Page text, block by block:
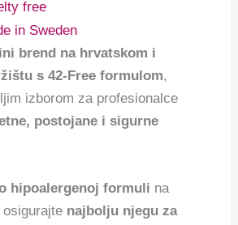
brend na hrvatskom i
s 42-Free formulom,
izborom za profesionalce
postojane i sigurne
hipoalergenoj formuli na
osigurajte najbolju njegu za